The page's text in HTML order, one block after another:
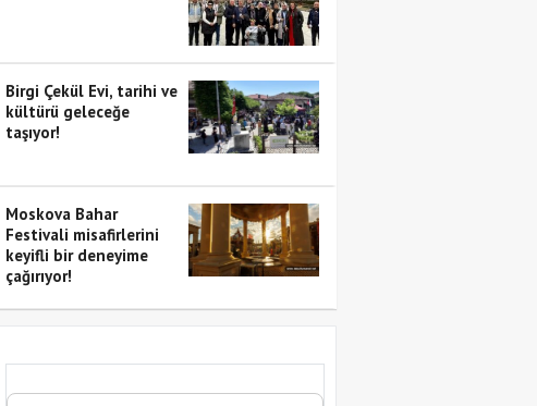
Birgi Çekül Evi, tarihi ve
kültürü geleceğe
taşıyor!
Moskova Bahar
Festivali misafirlerini
keyifli bir deneyime
çağırıyor!